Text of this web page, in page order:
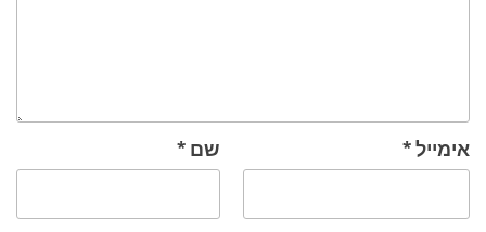
שם * אימייל*